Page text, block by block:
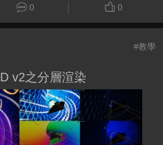
0 0
#教學
v2之分層渲染